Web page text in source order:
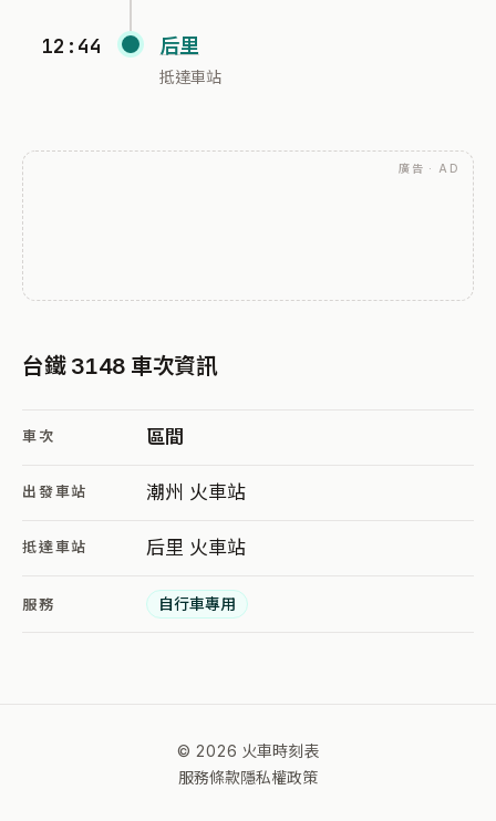
12:44 后里
抵達車站
廣告 · AD
台鐵 3148 車次資訊
車次 區間
出發車站 潮州 火車站
抵達車站 后里 火車站
服務 自行車專用
© 2026 火車時刻表
服務條款隱私權政策